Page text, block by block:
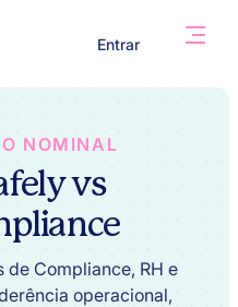
Entrar
NOMINAL
vs
Compliance, RH e
operacional,